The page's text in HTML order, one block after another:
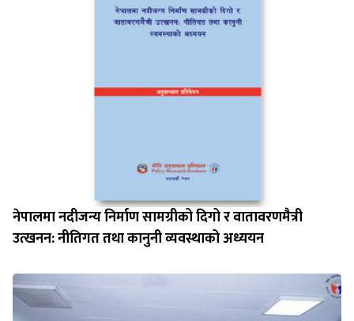
नेपालमा नदीजन्य निर्माण सामग्रीको दिगो र वातावरणमैत्री
उत्खनन: नीतिगत तथा कानुनी व्यवस्थाको अध्ययन